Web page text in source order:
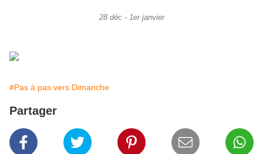
28 déc - 1er janvier
#Pas à pas vers Dimanche
Partager